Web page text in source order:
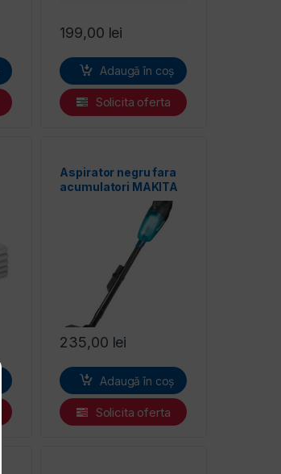
199,00 lei
Adaugă în coș
Solicita oferta
Aspirator negru fara
acumulatori MAKITA
235,00 lei
Adaugă în coș
Solicita oferta